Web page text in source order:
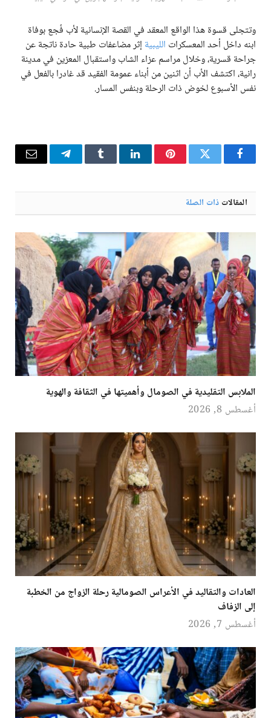
وتتجلى قسوة هذا الواقع المعقد في القصة الإنسانية لأب فُجع بوفاة
ابنه داخل أحد المعسكرات الليبية إثر مضاعفات طبية حادة ناتجة عن
جراحة قسرية، وخلال مراسم عزاء الشاب واستقبال المعزين في مدينة
رانية، اكتشف الأب أن اثنين من أبناء عمومة الفقيد قد غادرا بالفعل في
نفس الأسبوع لخوض ذات الرحلة وبنفس المسار.
فيسبوكتويتر بينتيريستلينكدإن Tumblr تيلقرام البريد
المقالات ذات الصلة
الملابس التقليدية في الصومال وأهميتها في الثقافة والهوية
أغسطس 8, 2026
العادات والتقاليد في الأعراس الصومالية رحلة الزواج من الخطبة
إلى الزفاف
أغسطس 7, 2026